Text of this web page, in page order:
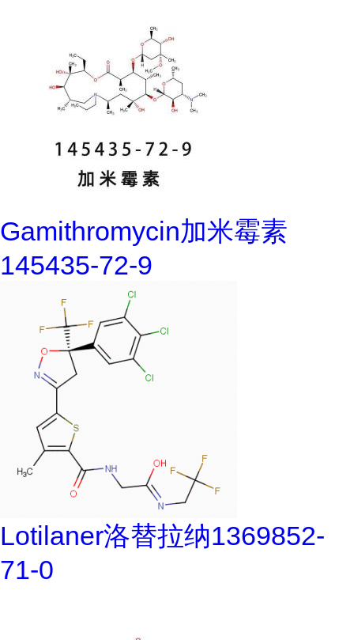
Gamithromycin加米霉素
145435-72-9
Lotilaner洛替拉纳1369852-
71-0